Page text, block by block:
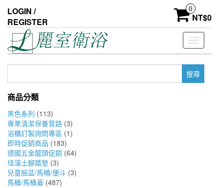
the
content
LOGIN /
REGISTER
0
NT$0
Toggle
鍵
商品分類
黑色系列 (113)
專業清潔保養管路 (3)
浴櫃訂製詢問專區 (1)
即時促銷商品 (183)
德國五金龍頭促銷 (64)
珪藻土腳踏墊 (3)
兒童臉盆/馬桶/便斗 (3)
馬桶/馬桶蓋 (487)